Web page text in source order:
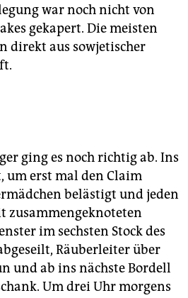
war noch nicht von
gekapert. Die meisten
direkt aus sowjetischer
ging es noch richtig ab. Ins
um erst mal den Claim
belästigt und jeden
zusammengeknoteten
im sechsten Stock des
Räuberleiter über
und ab ins nächste Bordell
Um drei Uhr morgens